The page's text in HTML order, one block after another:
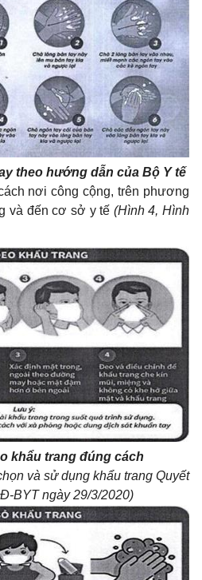
theo hướng dẫn của Bộ Y tế
nơi công cộng, trên phương
và đến cơ sở y tế (Hình 4, Hình
khẩu trang đúng cách
và sử dụng khẩu trang Quyết
BYT ngày 29/3/2020)